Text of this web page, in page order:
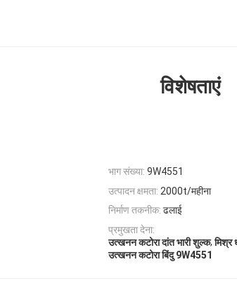
विशेषताएं
भाग संख्या: 9W4551
उत्पादन क्षमता: 2000t/महीना
निर्माण तकनीक: ढलाई
प्रमुखता देना:
उत्खनन कटोरा दांत भारी शुल्क,मिश्र
उत्खनन कटोरा बिंदु 9W4551